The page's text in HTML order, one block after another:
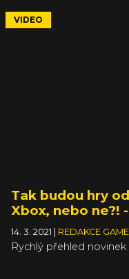
VIDEO
Tak budou hry
Xbox, nebo ne?!
14. 3. 2021 REDAKCE
Rychlý přehled